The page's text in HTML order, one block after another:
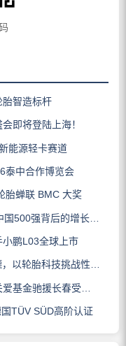
胎智造标杆
即将登陆上海！
能源轻卡赛道
泰中合作博览会
胎蝉联 BMC 大奖
强背后的增长逻辑
鹏L03全球上市
胎科技挑战性能边界
驰援长春受灾门店
TÜV SÜD高阶认证